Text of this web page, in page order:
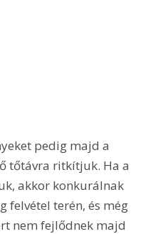
pedig majd a
tőtávra ritkítjuk. Ha a
akkor konkurálnak
felvétel terén, és még
nem fejlődnek majd